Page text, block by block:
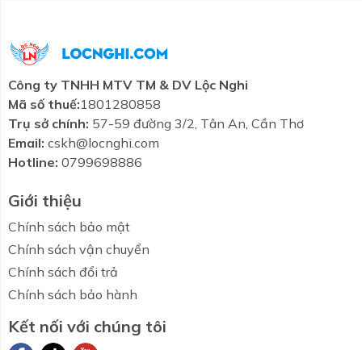
tiết
kiệm
Thương hiệu
Công ty TNHH MTV TM & DV Lộc Nghi
Mã số thuế:1801280858
Trụ sở chính: 57-59 đường 3/2, Tân An, Cần Thơ
Email: cskh@locnghi.com
Hotline: 0799698886
Giới thiệu
Chính sách bảo mật
Chính sách vận chuyển
Chính sách đổi trả
Chính sách bảo hành
Kết nối với chúng tôi